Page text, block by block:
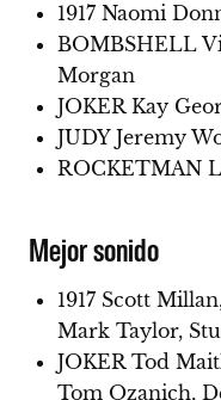
1917 Naomi
BOMBSHELL
Morgan
JOKER Kay
JUDY Jeremy
ROCKETMAN
Mejor sonido
1917 Scott
Mark Taylor,
JOKER Tod
Tom Ozanich,